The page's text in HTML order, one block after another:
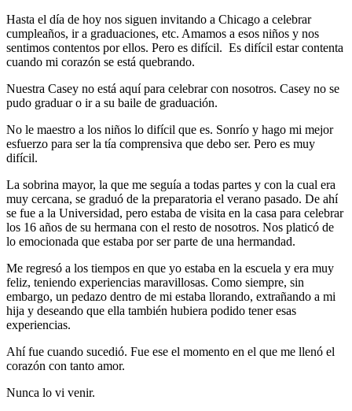
Hasta el día de hoy nos siguen invitando a Chicago a celebrar
cumpleaños, ir a graduaciones, etc. Amamos a esos niños y nos
sentimos contentos por ellos. Pero es difícil. Es difícil estar contenta
cuando mi corazón se está quebrando.
Nuestra Casey no está aquí para celebrar con nosotros. Casey no se
pudo graduar o ir a su baile de graduación.
No le maestro a los niños lo difícil que es. Sonrío y hago mi mejor
esfuerzo para ser la tía comprensiva que debo ser. Pero es muy
difícil.
La sobrina mayor, la que me seguía a todas partes y con la cual era
muy cercana, se graduó de la preparatoria el verano pasado. De ahí
se fue a la Universidad, pero estaba de visita en la casa para celebrar
los 16 años de su hermana con el resto de nosotros. Nos platicó de
lo emocionada que estaba por ser parte de una hermandad.
Me regresó a los tiempos en que yo estaba en la escuela y era muy
feliz, teniendo experiencias maravillosas. Como siempre, sin
embargo, un pedazo dentro de mi estaba llorando, extrañando a mi
hija y deseando que ella también hubiera podido tener esas
experiencias.
Ahí fue cuando sucedió. Fue ese el momento en el que me llenó el
corazón con tanto amor.
Nunca lo vi venir.